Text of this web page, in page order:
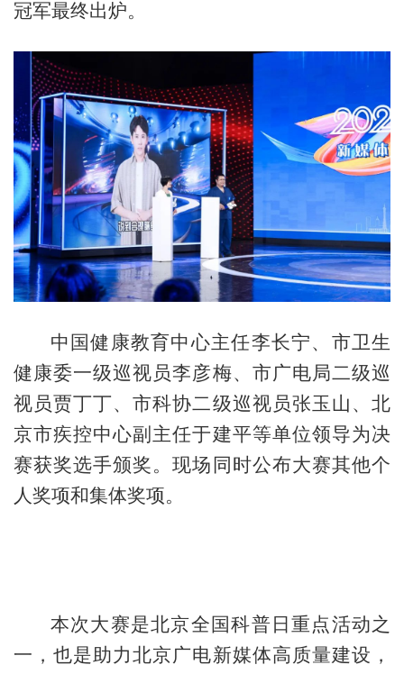
冠军最终出炉。
中国健康教育中心主任李长宁、市卫生
健康委一级巡视员李彦梅、市广电局二级巡
视员贾丁丁、市科协二级巡视员张玉山、北
京市疾控中心副主任于建平等单位领导为决
赛获奖选手颁奖。现场同时公布大赛其他个
人奖项和集体奖项。
本次大赛是北京全国科普日重点活动之
一，也是助力北京广电新媒体高质量建设，